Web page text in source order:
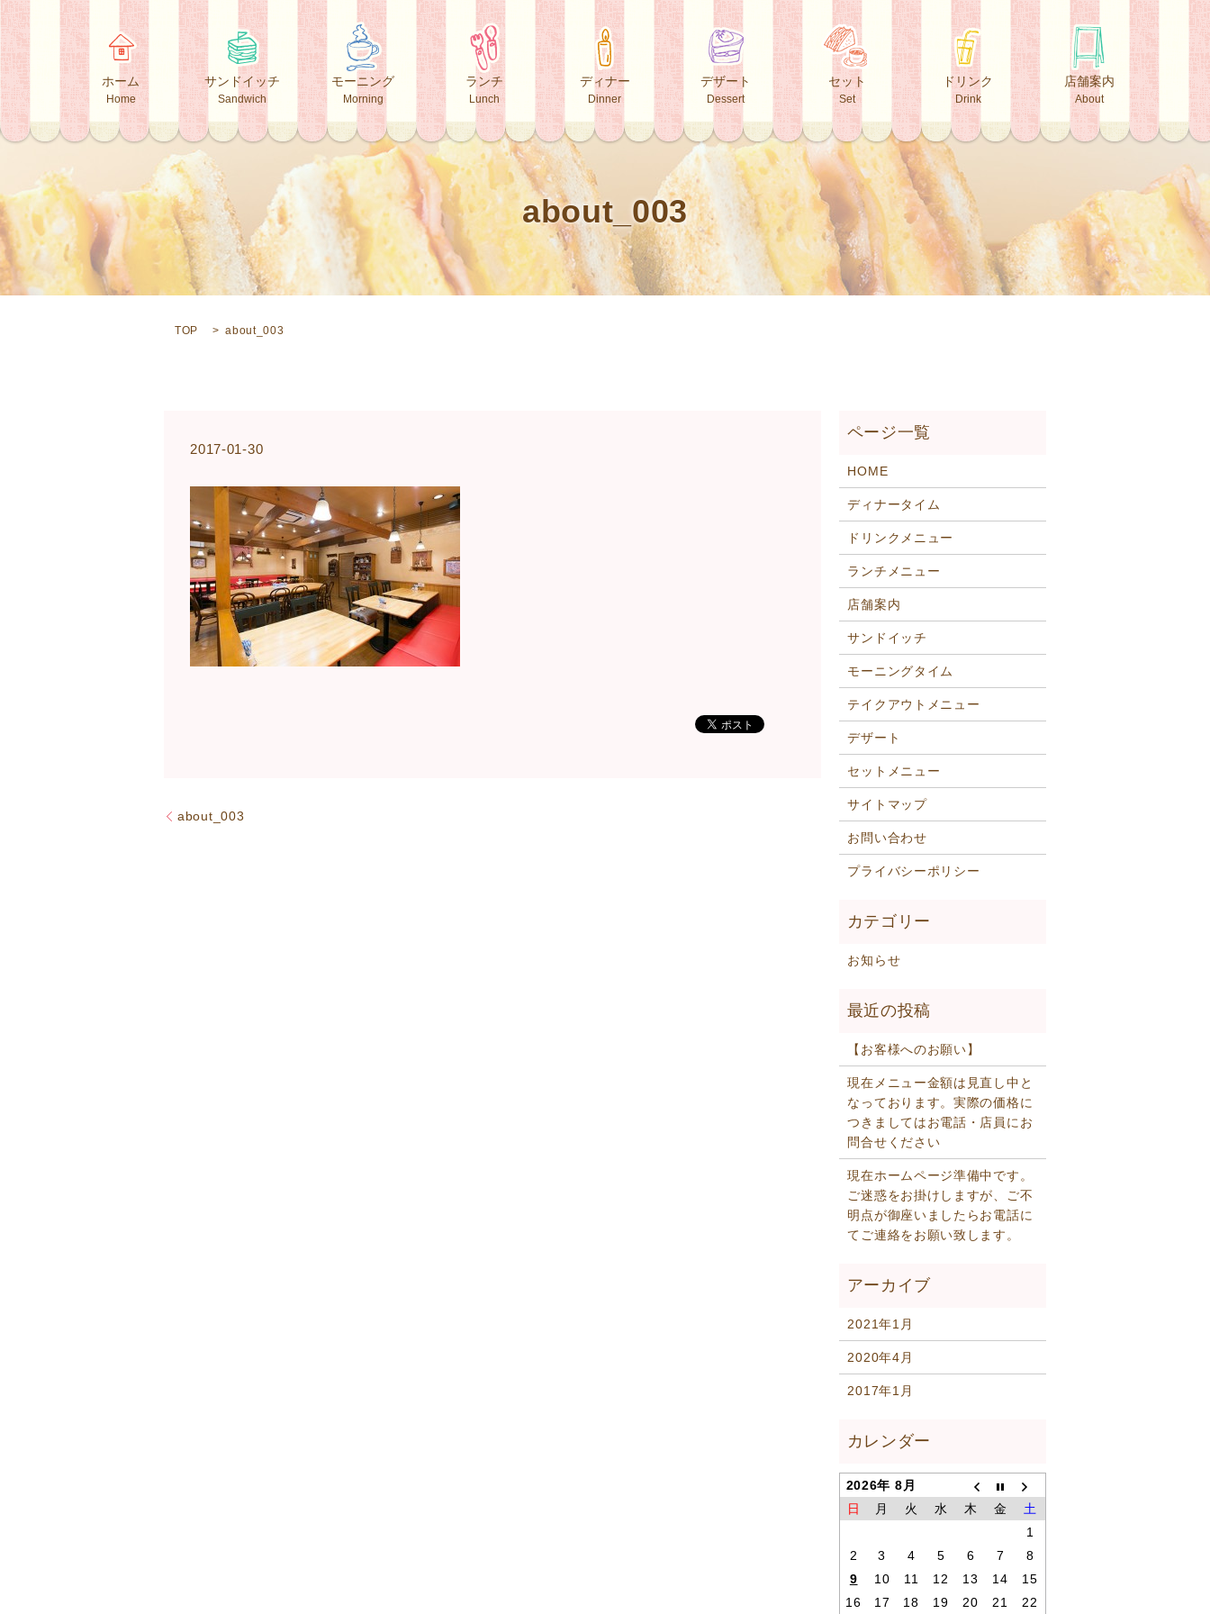
ホーム
Home
サンドイッチ
Sandwich
モーニング
Morning
ランチ
Lunch
ディナー
Dinner
デザート
Dessert
セット
Set
ドリンク
Drink
店舗案内
About
about_003
TOP about_003
2017-01-30
about_003
HOME
ディナータイム
ドリンクメニュー
ランチメニュー
店舗案内
サンドイッチ
モーニングタイム
テイクアウトメニュー
デザート
セットメニュー
サイトマップ
お問い合わせ
プライバシーポリシー
お知らせ
【お客様へのお願い】
現在メニュー金額は見直し中と
なっております。実際の価格に
つきましてはお電話・店員にお
問合せください
現在ホームページ準備中です。
ご迷惑をお掛けしますが、ご不
明点が御座いましたらお電話に
てご連絡をお願い致します。
2021年1月
2020年4月
2017年1月
2026年 8月
日
月 火 水 木 金
土
1
2
3 4 5 6 7
8
9
10 11 12 13 14
15
16
17 18 19 20 21 22